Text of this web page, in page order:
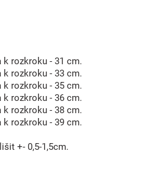
k rozkroku - 31 cm.
k rozkroku - 33 cm.
k rozkroku - 35 cm.
k rozkroku - 36 cm.
k rozkroku - 38 cm.
k rozkroku - 39 cm.
+- 0,5-1,5cm.